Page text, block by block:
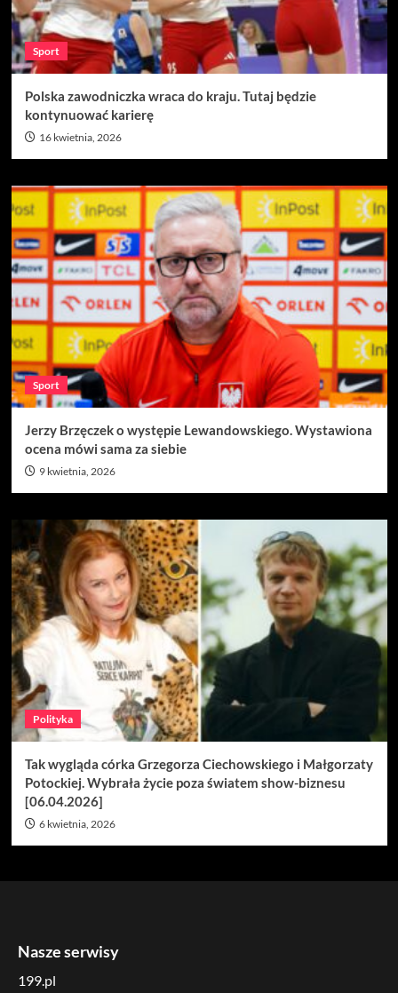
Sport
Polska zawodniczka wraca do kraju. Tutaj będzie
kontynuować karierę
16 kwietnia, 2026
Sport
Jerzy Brzęczek o występie Lewandowskiego. Wystawiona
ocena mówi sama za siebie
9 kwietnia, 2026
Polityka
Tak wygląda córka Grzegorza Ciechowskiego i Małgorzaty
Potockiej. Wybrała życie poza światem show-biznesu
[06.04.2026]
6 kwietnia, 2026
Nasze serwisy
199.pl